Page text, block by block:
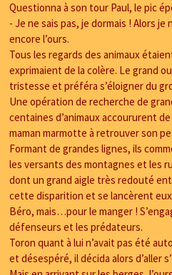
Questionna à son tour Paul, le pic
- Je ne sais pas, je dormais ! Alors je
encore l’ours.
Tous les regards des animaux
exprimaient de la colère. Le grand
tristesse et préféra s’éloigner du
Une opération de recherche de
centaines d’animaux accoururent
maman marmotte à retrouver son
Formant de grandes lignes, ils
les versants des montagnes et les
dont un grand aigle très redouté
cette disparition et se lancèrent
Béro, mais…pour le manger !
défenseurs et les prédateurs.
Toron quant à lui n’avait pas été
et désespéré, il décida alors d’aller